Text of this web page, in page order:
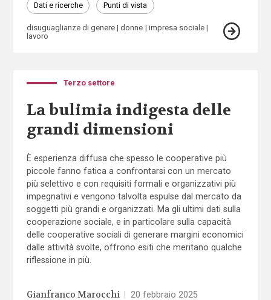
Dati e ricerche Punti di vista
disuguaglianze di genere donne
impresa sociale
lavoro
Terzo settore
La bulimia indigesta delle
grandi dimensioni
È esperienza diffusa che spesso le cooperative più
piccole fanno fatica a confrontarsi con un mercato
più selettivo e con requisiti formali e organizzativi più
impegnativi e vengono talvolta espulse dal mercato da
soggetti più grandi e organizzati. Ma gli ultimi dati sulla
cooperazione sociale, e in particolare sulla capacità
delle cooperative sociali di generare margini economici
dalle attività svolte, offrono esiti che meritano qualche
riflessione in più.
Gianfranco Marocchi 20 febbraio 2025